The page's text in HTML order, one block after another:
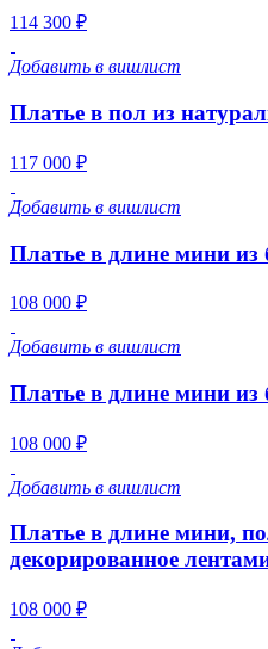
114 300 ₽
Добавить в вишлист
Платье в пол из
117 000 ₽
Добавить в вишлист
Платье в длине мини из
108 000 ₽
Добавить в вишлист
Платье в длине мини из
108 000 ₽
Добавить в вишлист
Платье в длине мини,
декорированное
108 000 ₽